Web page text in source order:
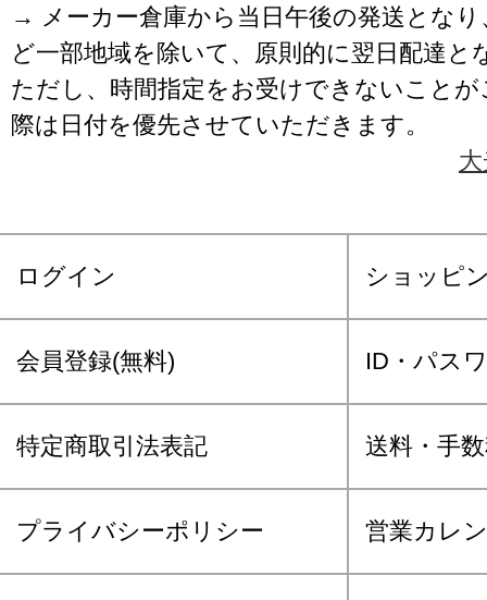
→ メーカー倉庫から当日午後の発送となり
ど一部地域を除いて、原則的に翌日配達と
ただし、時間指定をお受けできないこと
際は日付を優先させていただきます。
ログイン ショッピ
会員登録(無料) ID・パス
特定商取引法表記 送料・手
プライバシーポリシー 営業カレ